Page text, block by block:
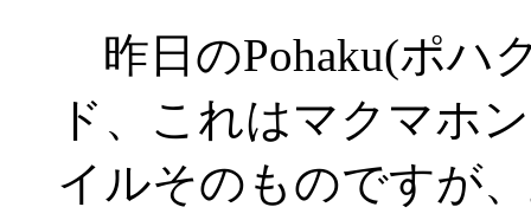
昨日のPohaku(ポハ
ド、これはマクマホ
イルそのものですが